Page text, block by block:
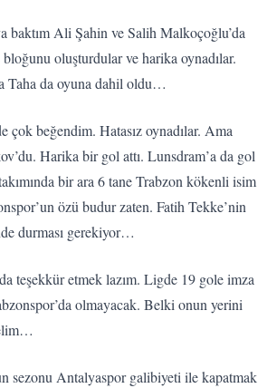
baktım Ali Şahin ve Salih Malkoçoğlu’da
oluşturdular ve harika oynadılar.
Taha da oyuna dahil oldu…
beğendim. Hatasız oynadılar. Ama
Harika bir gol attı. Lunsdram’a da gol
bir ara 6 tane Trabzon kökenli isim
özü budur zaten. Fatih Tekke’nin
durması gerekiyor…
teşekkür etmek lazım. Ligde 19 gole imza
olmayacak. Belki onun yerini
sezonu Antalyaspor galibiyeti ile kapatmak